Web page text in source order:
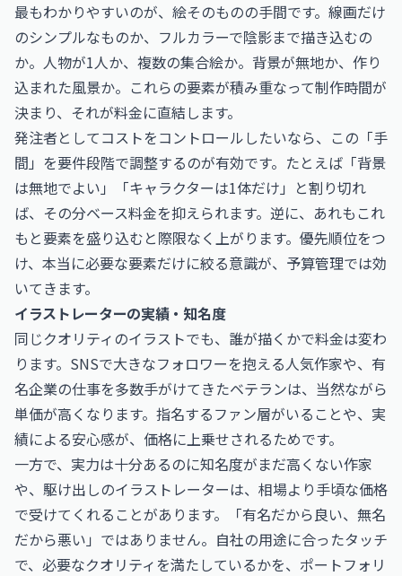
最もわかりやすいのが、絵そのものの手間です。線画だけ
のシンプルなものか、フルカラーで陰影まで描き込むの
か。人物が1人か、複数の集合絵か。背景が無地か、作り
込まれた風景か。これらの要素が積み重なって制作時間が
決まり、それが料金に直結します。
発注者としてコストをコントロールしたいなら、この「手
間」を要件段階で調整するのが有効です。たとえば「背景
は無地でよい」「キャラクターは1体だけ」と割り切れ
ば、その分ベース料金を抑えられます。逆に、あれもこれ
もと要素を盛り込むと際限なく上がります。優先順位をつ
け、本当に必要な要素だけに絞る意識が、予算管理では効
いてきます。
イラストレーターの実績・知名度
同じクオリティのイラストでも、誰が描くかで料金は変わ
ります。SNSで大きなフォロワーを抱える人気作家や、有
名企業の仕事を多数手がけてきたベテランは、当然ながら
単価が高くなります。指名するファン層がいることや、実
績による安心感が、価格に上乗せされるためです。
一方で、実力は十分あるのに知名度がまだ高くない作家
や、駆け出しのイラストレーターは、相場より手頃な価格
で受けてくれることがあります。「有名だから良い、無名
だから悪い」ではありません。自社の用途に合ったタッチ
で、必要なクオリティを満たしているかを、ポートフォリ